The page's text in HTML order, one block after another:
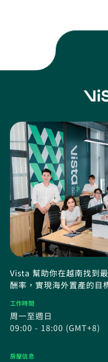
Vista 幫助你在越南找到
酬率，實現海外置產的目
工作時間
周一至週日
09:00 - 18:00 (GMT+8)
房屋信息